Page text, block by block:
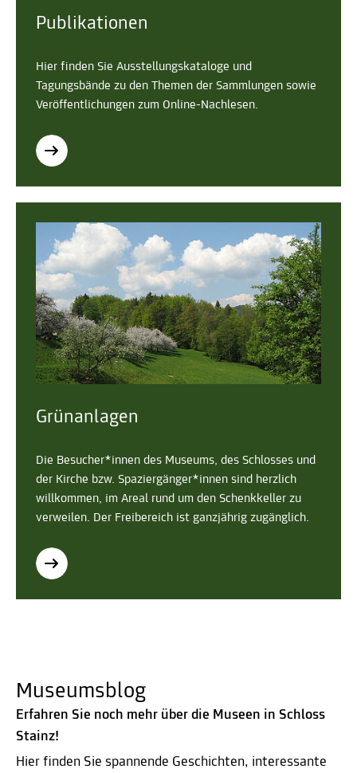
Publikationen
Hier finden Sie Ausstellungskataloge und
Tagungsbände zu den Themen der Sammlungen sowie
Veröffentlichungen zum Online-Nachlesen.
Grünanlagen
Die Besucher*innen des Museums, des Schlosses und
der Kirche bzw. Spaziergänger*innen sind herzlich
willkommen, im Areal rund um den Schenkkeller zu
verweilen. Der Freibereich ist ganzjährig zugänglich.
Museumsblog
Erfahren Sie noch mehr über die Museen in Schloss
Stainz!
Hier finden Sie spannende Geschichten, interessante